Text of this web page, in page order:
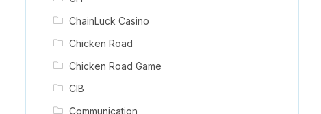
ChainLuck Casino
Chicken Road
Chicken Road Game
CIB
Communication